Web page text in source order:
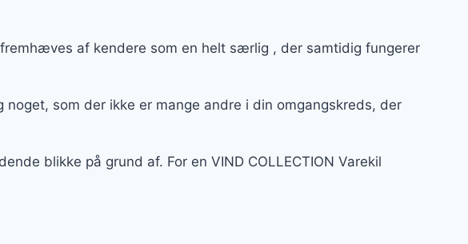
af kendere som en helt særlig , der samtidig fungerer
som der ikke er mange andre i din omgangskreds, der
blikke på grund af. For en VIND COLLECTION Varekil